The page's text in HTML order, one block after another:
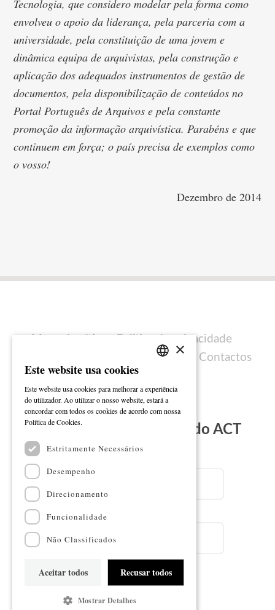
Tecnologia, que considero modelar pela forma como
envolveu o apoio da liderança, pela parceria com a
universidade, pela constituição de uma jovem e
dinâmica equipa de arquivistas, pela construção e
aplicação dos adequados instrumentos de gestão de
documentos, pela disponibilização de conteúdos no
Portal Português de Arquivos e pela constante
promoção da informação arquivística. Parabéns e que
continuem em força; o país precisa de exemplos como
o vosso!
Dezembro de 2014
Mapa do sítio
Política de privacidade
Ficha técnica Contactos
Subscreva a Newsletter do ACT
Subscrever
Mapa do sítio
ENGLISH
×
Este website usa cookies
Este website usa cookies para melhorar a experiência
do utilizador. Ao utilizar o nosso website, estará a
concordar com todos os cookies de acordo com nossa
Política de Cookies.
Estritamente Necessários
Desempenho
Direcionamento
Funcionalidade
Não Classificados
Aceitar todos Recusar todos
Mostrar Detalhes